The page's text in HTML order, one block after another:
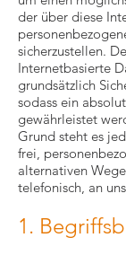
der über diese
sicherzustellen.
Internetbasierte
grundsätzlich
sodass ein
gewährleistet
Grund steht es
frei,
alternativen
telefonisch, an
1.